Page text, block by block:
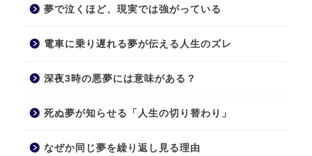
夢で泣くほど、現実では強がっている
電車に乗り遅れる夢が伝える人生のズレ
深夜3時の悪夢には意味がある？
死ぬ夢が知らせる「人生の切り替わり」
なぜか同じ夢を繰り返し見る理由